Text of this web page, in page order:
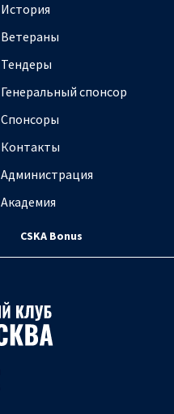
История
Ветераны
Тендеры
Генеральный спонсор
Спонсоры
Контакты
Администрация
Академия
CSKA Bonus